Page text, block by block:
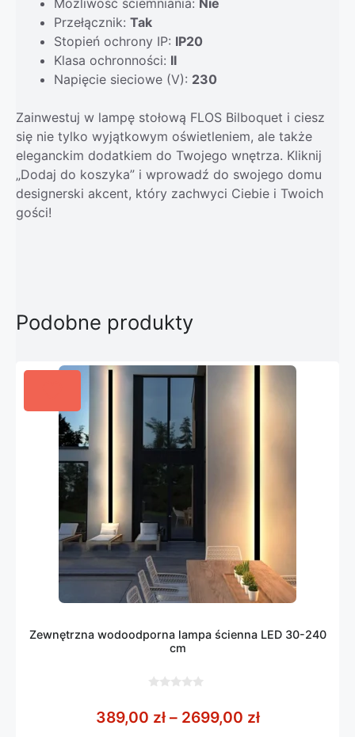
Przełącznik: Tak
Stopień ochrony IP: IP20
Klasa ochronności: II
Napięcie sieciowe (V): 230
Zainwestuj w lampę stołową FLOS Bilboquet i ciesz
się nie tylko wyjątkowym oświetleniem, ale także
eleganckim dodatkiem do Twojego wnętrza. Kliknij
„Dodaj do koszyka” i wprowadź do swojego domu
designerski akcent, który zachwyci Ciebie i Twoich
gości!
Podobne produkty
Zewnętrzna wodoodporna lampa ścienna LED 30-240
cm
5
389,00 zł – 2699,00 złZakres cen: